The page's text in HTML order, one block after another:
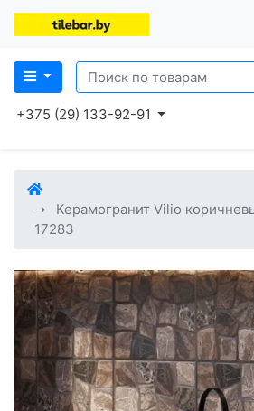
+375 (29) 133-92-91
Керамогранит Vilio
17283